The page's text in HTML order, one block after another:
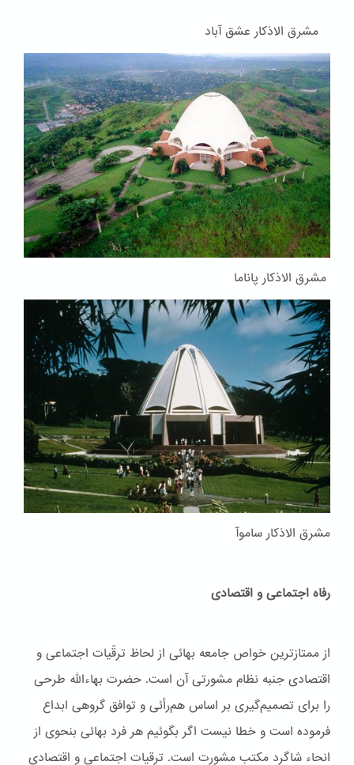
مشرق الاذکار عشق آباد
مشرق الاذکار پاناما
مشرق الاذکار ساموآ
رفاه اجتماعی و اقتصادی
از ممتازترین خواص جامعه بهائی از لحاظ ترقّیات اجتماعی و
اقتصادی جنبه نظام مشورتی آن است. حضرت بهاءاللّه طرحی
را برای تصمیم‌گیری بر اساس هم‌رأئی و توافق گروهی ابداع
فرموده است و خطا نیست اگر بگوئیم هر فرد بهائی بنحوی از
انحاء شاگرد مکتب مشورت است. ترقیات اجتماعی و اقتصادی